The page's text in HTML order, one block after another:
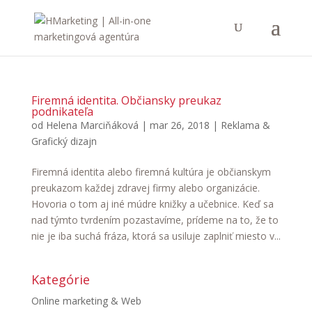
Firemná identita. Občiansky preukaz
podnikateľa
od Helena Marciňáková | mar 26, 2018 | Reklama &
Grafický dizajn
Firemná identita alebo firemná kultúra je občianskym
preukazom každej zdravej firmy alebo organizácie.
Hovoria o tom aj iné múdre knižky a učebnice. Keď sa
nad týmto tvrdením pozastavíme, prídeme na to, že to
nie je iba suchá fráza, ktorá sa usiluje zaplniť miesto v...
Kategórie
Online marketing & Web